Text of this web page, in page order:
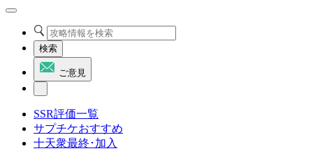
検索
ご意見
SSR評価一覧
サプチケおすすめ
十天衆最終･加入